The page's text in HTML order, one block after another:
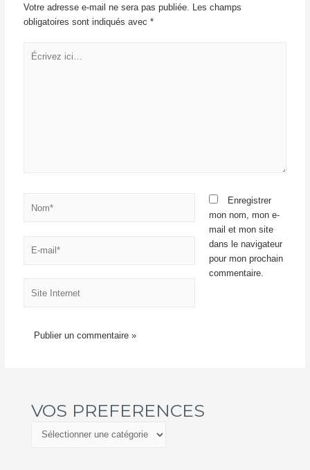
Votre adresse e-mail ne sera pas publiée. Les champs
obligatoires sont indiqués avec*
Écrivez
mail*
Internet
Enregistrer
mon nom, mon e-
mail et mon site
dans le navigateur
pour mon prochain
commentaire.
VOS PREFERENCES